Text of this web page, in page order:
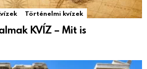
Történelmi kvízek
KVÍZ – Mit is